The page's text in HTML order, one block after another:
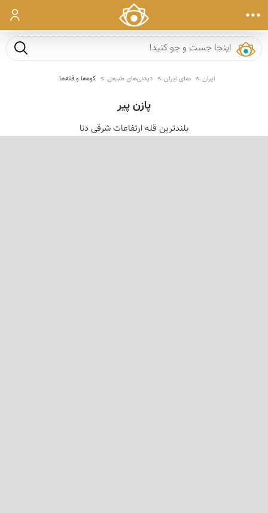
ورود
جست و
ایران نمای ایران دیدنی‌های طبیعی کوه‌ها و قله‌ها
پازن پیر
بلندترین قله ارتفاعات شرقی دنا